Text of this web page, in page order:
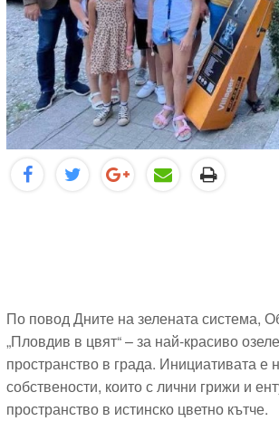
По повод Дните на зелената система,
„Пловдив в цвят“ – за най-красиво
пространство в града. Инициативата
собствености, които с лични грижи и
пространство в истинско цветно кътче.